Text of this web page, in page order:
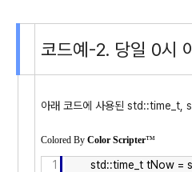
코드예-2. 당일 0시
아래 코드에 사용된 std::time_t,
Colored By Color Scripter™
1
std::time_t tNow =